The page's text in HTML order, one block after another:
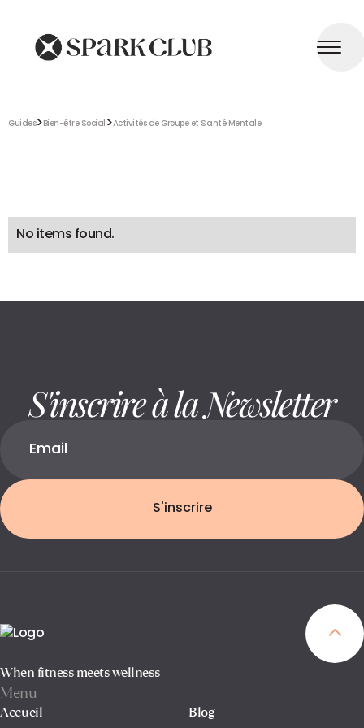
Guides>Bien-être Social>Activités de Groupe et Santé Mentale
No items found.
S'inscrire à la Newsletter
S'inscrire
When fitness meets wellness
Menu
Accueil Blog